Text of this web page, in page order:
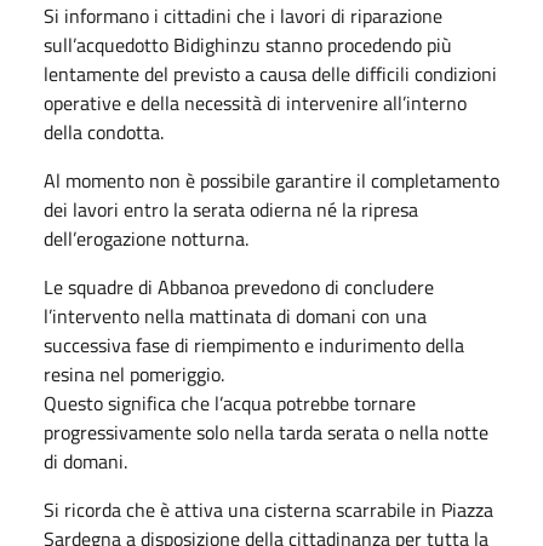
Si informano i cittadini che i lavori di riparazione
sull’acquedotto Bidighinzu stanno procedendo più
lentamente del previsto a causa delle difficili condizioni
operative e della necessità di intervenire all’interno
della condotta.
Al momento non è possibile garantire il completamento
dei lavori entro la serata odierna né la ripresa
dell’erogazione notturna.
Le squadre di Abbanoa prevedono di concludere
l’intervento nella mattinata di domani con una
successiva fase di riempimento e indurimento della
resina nel pomeriggio.
Questo significa che l’acqua potrebbe tornare
progressivamente solo nella tarda serata o nella notte
di domani.
Si ricorda che è attiva una cisterna scarrabile in Piazza
Sardegna a disposizione della cittadinanza per tutta la